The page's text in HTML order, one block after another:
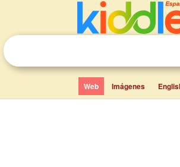
Web Imágenes